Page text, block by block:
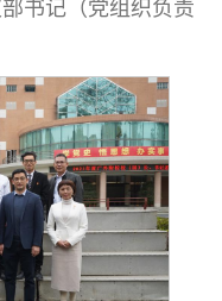
书记（党组织负责